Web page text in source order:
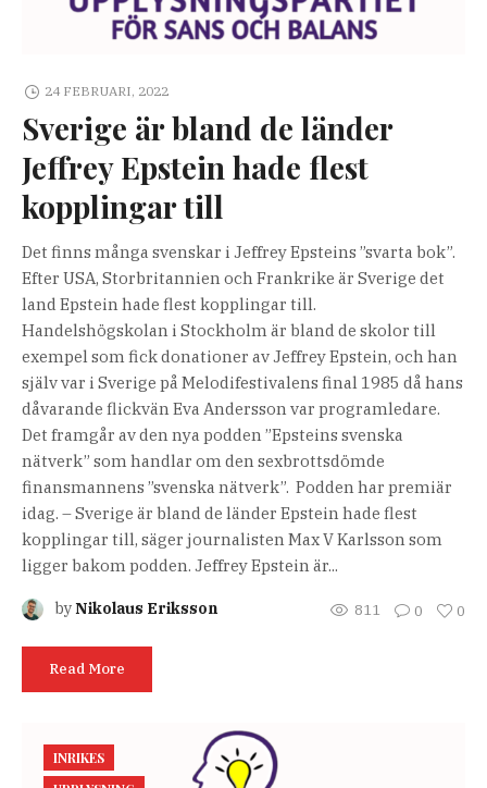
24 FEBRUARI, 2022
Sverige är bland de länder
Jeffrey Epstein hade flest
kopplingar till
Det finns många svenskar i Jeffrey Epsteins ”svarta bok”.
Efter USA, Storbritannien och Frankrike är Sverige det
land Epstein hade flest kopplingar till.
Handelshögskolan i Stockholm är bland de skolor till
exempel som fick donationer av Jeffrey Epstein, och han
själv var i Sverige på Melodifestivalens final 1985 då hans
dåvarande flickvän Eva Andersson var programledare.
Det framgår av den nya podden ”Epsteins svenska
nätverk” som handlar om den sexbrottsdömde
finansmannens ”svenska nätverk”. Podden har premiär
idag. – Sverige är bland de länder Epstein hade flest
kopplingar till, säger journalisten Max V Karlsson som
ligger bakom podden. Jeffrey Epstein är...
byNikolaus Eriksson 811 0 0
Read More
INRIKES